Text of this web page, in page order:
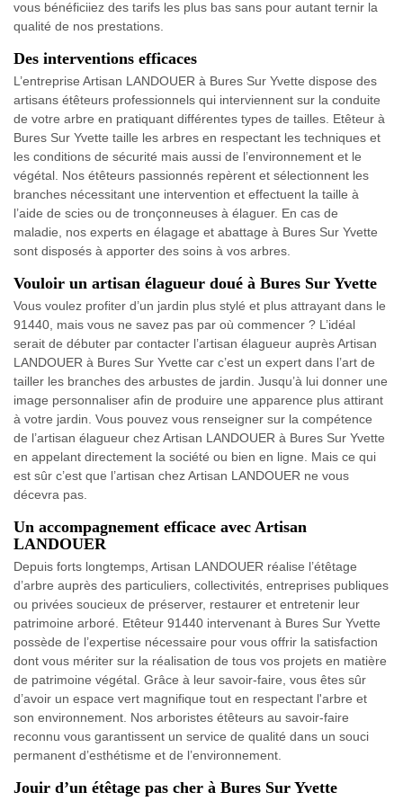
vous bénéficiiez des tarifs les plus bas sans pour autant ternir la
qualité de nos prestations.
Des interventions efficaces
L’entreprise Artisan LANDOUER à Bures Sur Yvette dispose des
artisans étêteurs professionnels qui interviennent sur la conduite
de votre arbre en pratiquant différentes types de tailles. Etêteur à
Bures Sur Yvette taille les arbres en respectant les techniques et
les conditions de sécurité mais aussi de l’environnement et le
végétal. Nos étêteurs passionnés repèrent et sélectionnent les
branches nécessitant une intervention et effectuent la taille à
l’aide de scies ou de tronçonneuses à élaguer. En cas de
maladie, nos experts en élagage et abattage à Bures Sur Yvette
sont disposés à apporter des soins à vos arbres.
Vouloir un artisan élagueur doué à Bures Sur Yvette
Vous voulez profiter d’un jardin plus stylé et plus attrayant dans le
91440, mais vous ne savez pas par où commencer ? L’idéal
serait de débuter par contacter l’artisan élagueur auprès Artisan
LANDOUER à Bures Sur Yvette car c’est un expert dans l’art de
tailler les branches des arbustes de jardin. Jusqu’à lui donner une
image personnaliser afin de produire une apparence plus attirant
à votre jardin. Vous pouvez vous renseigner sur la compétence
de l’artisan élagueur chez Artisan LANDOUER à Bures Sur Yvette
en appelant directement la société ou bien en ligne. Mais ce qui
est sûr c’est que l’artisan chez Artisan LANDOUER ne vous
décevra pas.
Un accompagnement efficace avec Artisan
LANDOUER
Depuis forts longtemps, Artisan LANDOUER réalise l’étêtage
d’arbre auprès des particuliers, collectivités, entreprises publiques
ou privées soucieux de préserver, restaurer et entretenir leur
patrimoine arboré. Etêteur 91440 intervenant à Bures Sur Yvette
possède de l’expertise nécessaire pour vous offrir la satisfaction
dont vous mériter sur la réalisation de tous vos projets en matière
de patrimoine végétal. Grâce à leur savoir-faire, vous êtes sûr
d’avoir un espace vert magnifique tout en respectant l'arbre et
son environnement. Nos arboristes étêteurs au savoir-faire
reconnu vous garantissent un service de qualité dans un souci
permanent d’esthétisme et de l’environnement.
Jouir d’un étêtage pas cher à Bures Sur Yvette